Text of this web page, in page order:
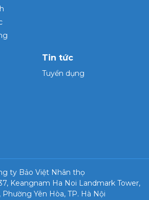
Tin tức
Tuyển dụng
ty Bảo Việt Nhân thọ
Keangnam Ha Noi Landmark Tower,
Yên Hòa, TP. Hà Nội